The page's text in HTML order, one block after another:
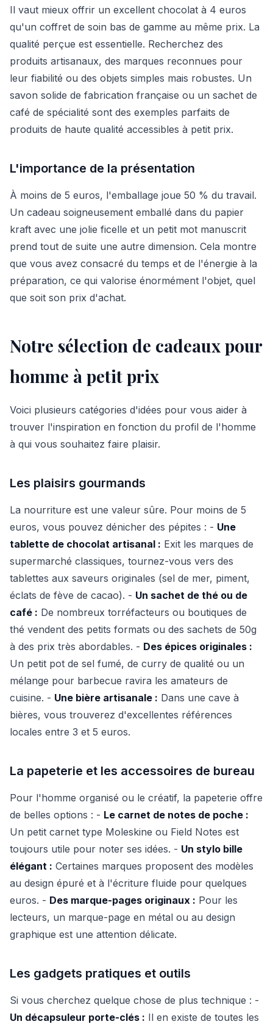
Il vaut mieux offrir un excellent chocolat à 4 euros
qu'un coffret de soin bas de gamme au même prix. La
qualité perçue est essentielle. Recherchez des
produits artisanaux, des marques reconnues pour
leur fiabilité ou des objets simples mais robustes. Un
savon solide de fabrication française ou un sachet de
café de spécialité sont des exemples parfaits de
produits de haute qualité accessibles à petit prix.
L'importance de la présentation
À moins de 5 euros, l'emballage joue 50 % du travail.
Un cadeau soigneusement emballé dans du papier
kraft avec une jolie ficelle et un petit mot manuscrit
prend tout de suite une autre dimension. Cela montre
que vous avez consacré du temps et de l'énergie à la
préparation, ce qui valorise énormément l'objet, quel
que soit son prix d'achat.
Notre sélection de cadeaux pour
homme à petit prix
Voici plusieurs catégories d'idées pour vous aider à
trouver l'inspiration en fonction du profil de l'homme
à qui vous souhaitez faire plaisir.
Les plaisirs gourmands
La nourriture est une valeur sûre. Pour moins de 5
euros, vous pouvez dénicher des pépites : - Une
tablette de chocolat artisanal : Exit les marques de
supermarché classiques, tournez-vous vers des
tablettes aux saveurs originales (sel de mer, piment,
éclats de fève de cacao). - Un sachet de thé ou de
café : De nombreux torréfacteurs ou boutiques de
thé vendent des petits formats ou des sachets de 50g
à des prix très abordables. - Des épices originales :
Un petit pot de sel fumé, de curry de qualité ou un
mélange pour barbecue ravira les amateurs de
cuisine. - Une bière artisanale : Dans une cave à
bières, vous trouverez d'excellentes références
locales entre 3 et 5 euros.
La papeterie et les accessoires de bureau
Pour l'homme organisé ou le créatif, la papeterie offre
de belles options : - Le carnet de notes de poche :
Un petit carnet type Moleskine ou Field Notes est
toujours utile pour noter ses idées. - Un stylo bille
élégant : Certaines marques proposent des modèles
au design épuré et à l'écriture fluide pour quelques
euros. - Des marque-pages originaux : Pour les
lecteurs, un marque-page en métal ou au design
graphique est une attention délicate.
Les gadgets pratiques et outils
Si vous cherchez quelque chose de plus technique : -
Un décapsuleur porte-clés : Il en existe de toutes les